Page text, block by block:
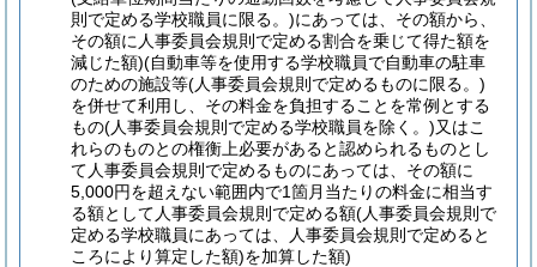
則で定める学校職員に限る。)にあっては、その額から、
その額に人事委員会規則で定める割合を乗じて得た額を
減じた額)(自動車等を使用する学校職員で自動車の駐車
のための施設等(人事委員会規則で定めるものに限る。)
を併せて利用し、その料金を負担することを常例とする
もの(人事委員会規則で定める学校職員を除く。)又はこ
れらのものとの権衡上必要があると認められるものとし
て人事委員会規則で定めるものにあっては、その額に
5,000円を超えない範囲内で1箇月当たりの料金に相当す
る額として人事委員会規則で定める額(人事委員会規則で
定める学校職員にあっては、人事委員会規則で定めると
ころにより算定した額)を加算した額)